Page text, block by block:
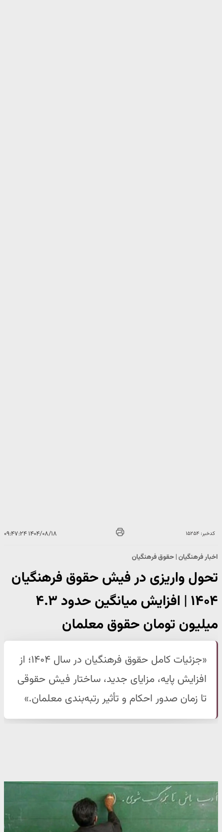
کدخبر: ۱۵۲۵۴ ۱۴۰۴/۰۸/۱۸ ۰۹:۴۷:۲۴
اخبار فرهنگیان | حقوق فرهنگیان
تحول واریزی در فیش حقوق فرهنگیان
۱۴۰۴ | افزایش میانگین حدود ۴.۳
میلیون تومان حقوق معلمان
«جزئیات کامل حقوق فرهنگیان در سال ۱۴۰۴؛ از
افزایش پایه، مزایای جدید، ساختار فیش حقوقی
تا زمان صدور احکام و تأثیر رتبه‌بندی معلمان.»